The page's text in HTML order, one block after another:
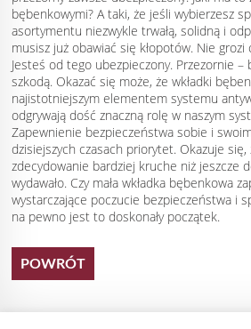
bębenkowymi? A taki, że jeśli wybierzesz
asortymentu niezwykle trwałą, solidną i
musisz już obawiać się kłopotów. Nie grozi
Jesteś od tego ubezpieczony. Przezornie –
szkodą. Okazać się może, że wkładki
najistotniejszym elementem systemu
odgrywają dość znaczną rolę w naszym
Zapewnienie bezpieczeństwa sobie i
dzisiejszych czasach priorytet. Okazuje
zdecydowanie bardziej kruche niż jeszcze
wydawało. Czy mała wkładka bębenkowa
wystarczające poczucie bezpieczeństwa i
na pewno jest to doskonały początek.
POWRÓT